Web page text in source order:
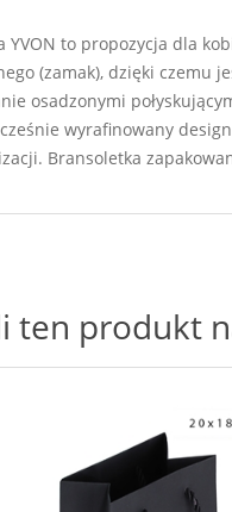
to propozycja dla
(zamak), dzięki czemu
osadzonymi
wyrafinowany
Bransoletka
ten produkt